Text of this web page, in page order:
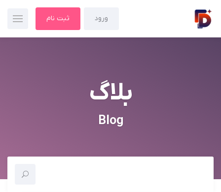
ورود ثبت نام
بلاگ
Blog